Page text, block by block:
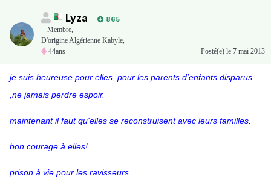
Lyza
865
Membre,
D'origine Algérienne Kabyle,
44ans
Posté(e) le 7 mai 2013
je suis heureuse pour elles. pour les parents d'enfants disparus
,ne jamais perdre espoir.
maintenant il faut qu'elles se reconstruisent avec leurs familles.
bon courage à elles!
prison à vie pour les ravisseurs.